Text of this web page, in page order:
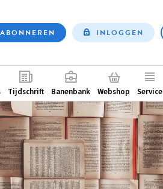
ABONNEREN INLOGGEN
Tijdschrift Banenbank Webshop Service